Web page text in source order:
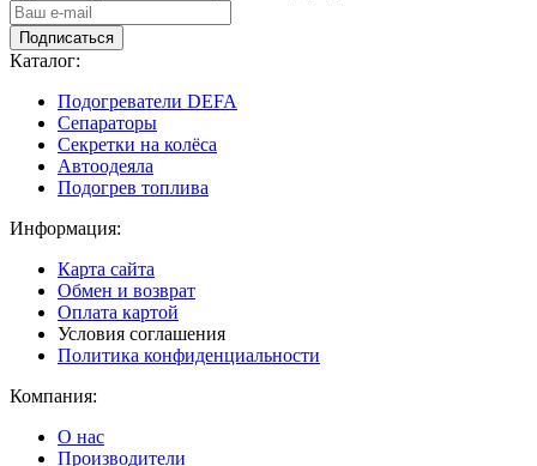
Подписаться
Каталог:
Подогреватели DEFA
Сепараторы
Секретки на колёса
Автоодеяла
Подогрев топлива
Информация:
Карта сайта
Обмен и возврат
Оплата картой
Условия соглашения
Политика конфиденциальности
Компания:
О нас
Производители